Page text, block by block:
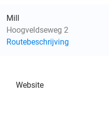
Mill
Hoogveldseweg 2
Routebeschrijving
Website